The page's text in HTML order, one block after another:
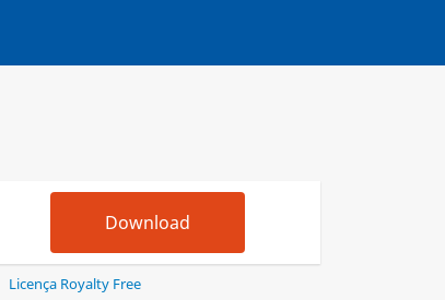
Licença Royalty Free